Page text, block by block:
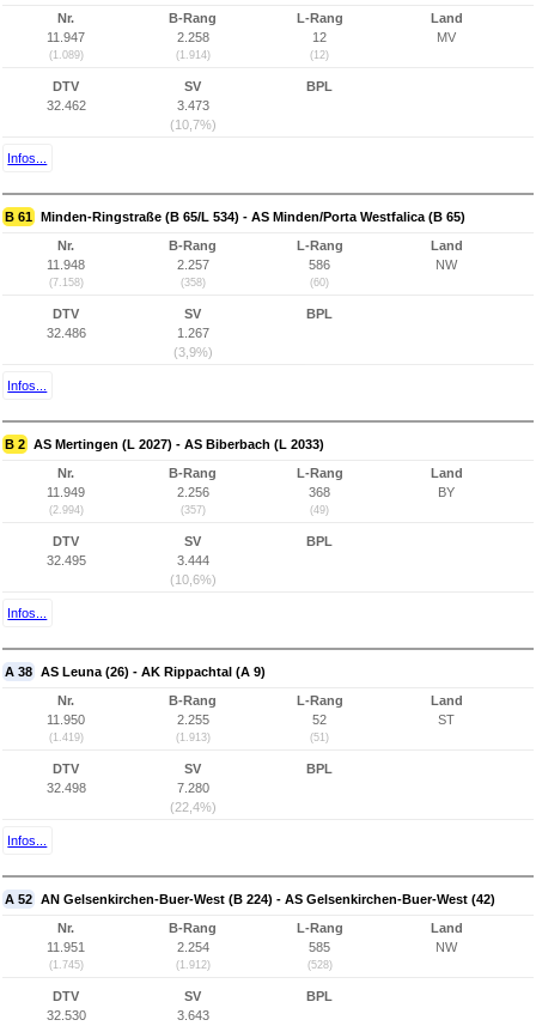
Nr.
11.947
(1.089)
B-Rang
2.258
(1.914)
L-Rang
12
(12)
Land
MV
DTV
32.462
SV
3.473
(10,7%)
BPL
Infos...
B 61 Minden-Ringstraße (B 65/L 534) - AS Minden/Porta Westfalica (B 65)
Nr.
11.948
(7.158)
B-Rang
2.257
(358)
L-Rang
586
(60)
Land
NW
DTV
32.486
SV
1.267
(3,9%)
BPL
Infos...
B 2 AS Mertingen (L 2027) - AS Biberbach (L 2033)
Nr.
11.949
(2.994)
B-Rang
2.256
(357)
L-Rang
368
(49)
Land
BY
DTV
32.495
SV
3.444
(10,6%)
BPL
Infos...
A 38 AS Leuna (26) - AK Rippachtal (A 9)
Nr.
11.950
(1.419)
B-Rang
2.255
(1.913)
L-Rang
52
(51)
Land
ST
DTV
32.498
SV
7.280
(22,4%)
BPL
Infos...
A 52 AN Gelsenkirchen-Buer-West (B 224) - AS Gelsenkirchen-Buer-West (42)
Nr.
11.951
(1.745)
B-Rang
2.254
(1.912)
L-Rang
585
(528)
Land
NW
DTV
32.530
SV
3.643
BPL